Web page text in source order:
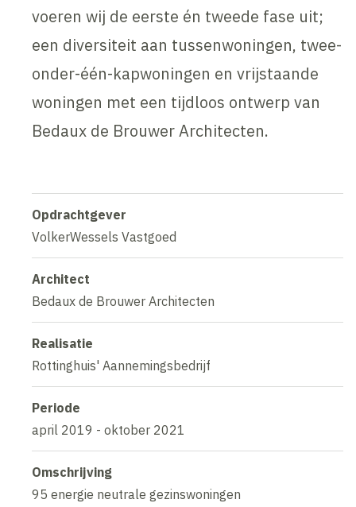
voeren wij de eerste én tweede fase uit;
een diversiteit aan tussenwoningen, twee-
onder-één-kapwoningen en vrijstaande
woningen met een tijdloos ontwerp van
Bedaux de Brouwer Architecten.
Opdrachtgever
VolkerWessels Vastgoed
Architect
Bedaux de Brouwer Architecten
Realisatie
Rottinghuis' Aannemingsbedrijf
Periode
april 2019 - oktober 2021
Omschrijving
95 energie neutrale gezinswoningen